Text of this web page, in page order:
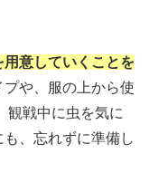
意していくことを
や、服の上から使
観戦中に虫を気に
、忘れずに準備し